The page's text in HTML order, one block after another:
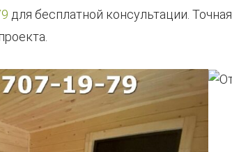
для бесплатной консультации. Точная